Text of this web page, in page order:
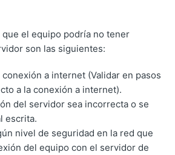
que el equipo podría no tener
son las siguientes:
conexión a internet (Validar en pasos
a la conexión a internet).
del servidor sea incorrecta o se
escrita.
nivel de seguridad en la red que
del equipo con el servidor de